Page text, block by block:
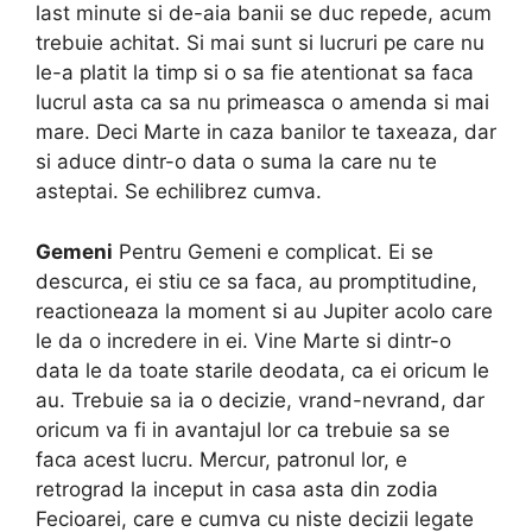
last minute si de-aia banii se duc repede, acum
trebuie achitat. Si mai sunt si lucruri pe care nu
le-a platit la timp si o sa fie atentionat sa faca
lucrul asta ca sa nu primeasca o amenda si mai
mare. Deci Marte in caza banilor te taxeaza, dar
si aduce dintr-o data o suma la care nu te
asteptai. Se echilibrez cumva.
Gemeni Pentru Gemeni e complicat. Ei se
descurca, ei stiu ce sa faca, au promptitudine,
reactioneaza la moment si au Jupiter acolo care
le da o incredere in ei. Vine Marte si dintr-o
data le da toate starile deodata, ca ei oricum le
au. Trebuie sa ia o decizie, vrand-nevrand, dar
oricum va fi in avantajul lor ca trebuie sa se
faca acest lucru. Mercur, patronul lor, e
retrograd la inceput in casa asta din zodia
Fecioarei, care e cumva cu niste decizii legate